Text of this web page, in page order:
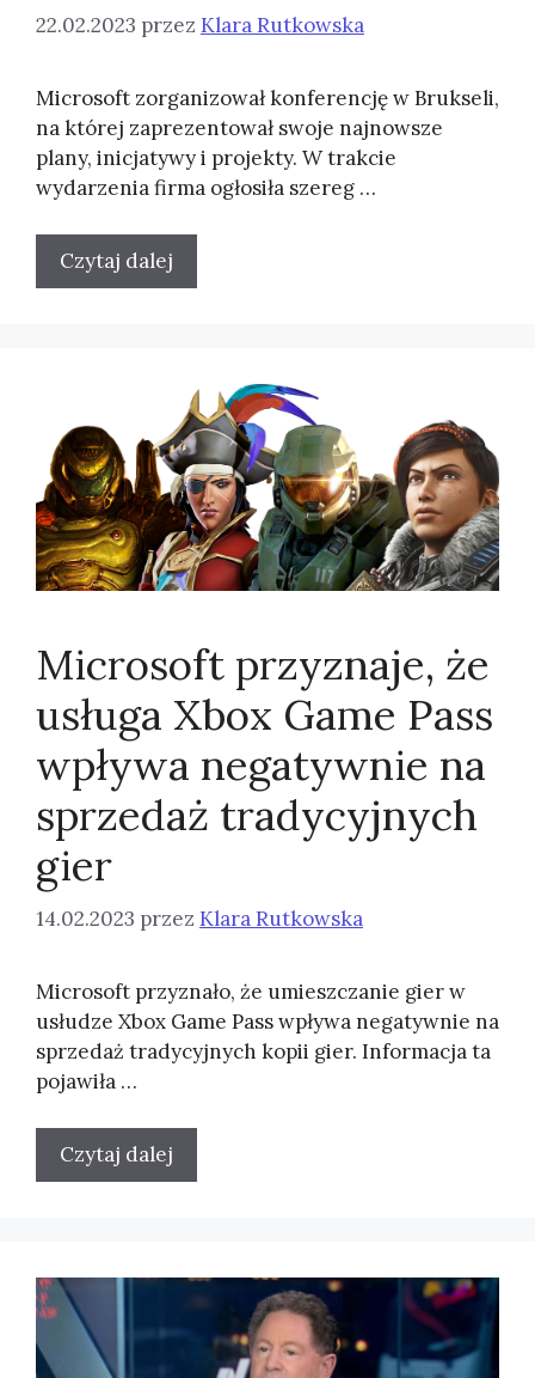
22.02.2023 przez Klara Rutkowska
Microsoft zorganizował konferencję w Brukseli,
na której zaprezentował swoje najnowsze
plany, inicjatywy i projekty. W trakcie
wydarzenia firma ogłosiła szereg …
Czytaj dalej
Microsoft przyznaje, że
usługa Xbox Game Pass
wpływa negatywnie na
sprzedaż tradycyjnych
gier
14.02.2023 przez Klara Rutkowska
Microsoft przyznało, że umieszczanie gier w
usłudze Xbox Game Pass wpływa negatywnie na
sprzedaż tradycyjnych kopii gier. Informacja ta
pojawiła …
Czytaj dalej